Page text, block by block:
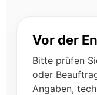
Vor der
Bitte prüfen
oder
Angaben,